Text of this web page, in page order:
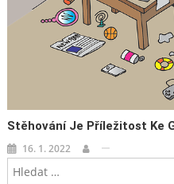
Stěhování Je Příležitost Ke
16. 1. 2022